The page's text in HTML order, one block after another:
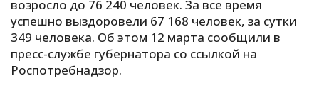
Б
В
возросло до 76 240 человек. За все время
успешно выздоровели 67 168 человек, за сутки
349 человека. Об этом 12 марта сообщили в
пресс-службе губернатора со ссылкой на
Роспотребнадзор.